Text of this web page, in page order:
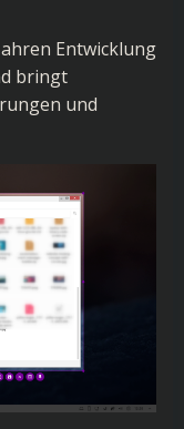
Entwicklung
bringt
und